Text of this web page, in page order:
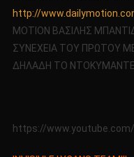
http://
MOTION ΒΑΣΙΛΗΣ
ΣΥΝΕΧΕΙΑ ΤΟΥ ΠΡΩΤΟΥ
ΔΗΛΑΔΗ ΤΟ
https://